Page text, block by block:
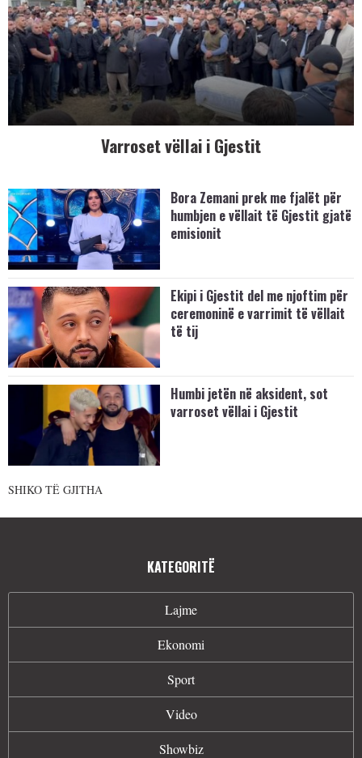
Varroset vëllai i Gjestit
Bora Zemani prek me fjalët për
humbjen e vëllait të Gjestit gjatë
emisionit
Ekipi i Gjestit del me njoftim për
ceremoninë e varrimit të vëllait
të tij
Humbi jetën në aksident, sot
varroset vëllai i Gjestit
SHIKO TË GJITHA
KATEGORITË
Lajme
Ekonomi
Sport
Video
Showbiz